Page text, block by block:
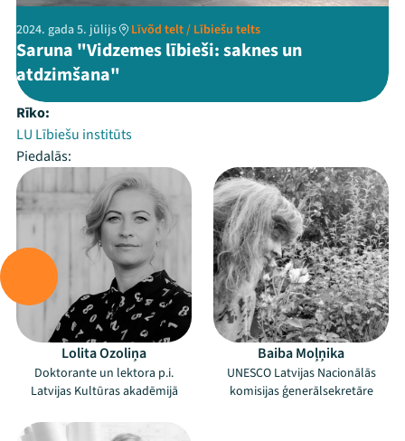
2024. gada 5. jūlijs Līvõd telt / Lībiešu telts
Saruna "Vidzemes lībieši: saknes un
atdzimšana"
Rīko:
LU Lībiešu institūts
Piedalās:
Lolita Ozoliņa
Doktorante un lektora p.i.
Latvijas Kultūras akadēmijā
Baiba Moļņika
UNESCO Latvijas Nacionālās
komisijas ģenerālsekretāre